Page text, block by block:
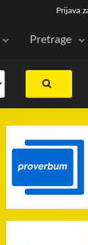
Prijava
Pretrage